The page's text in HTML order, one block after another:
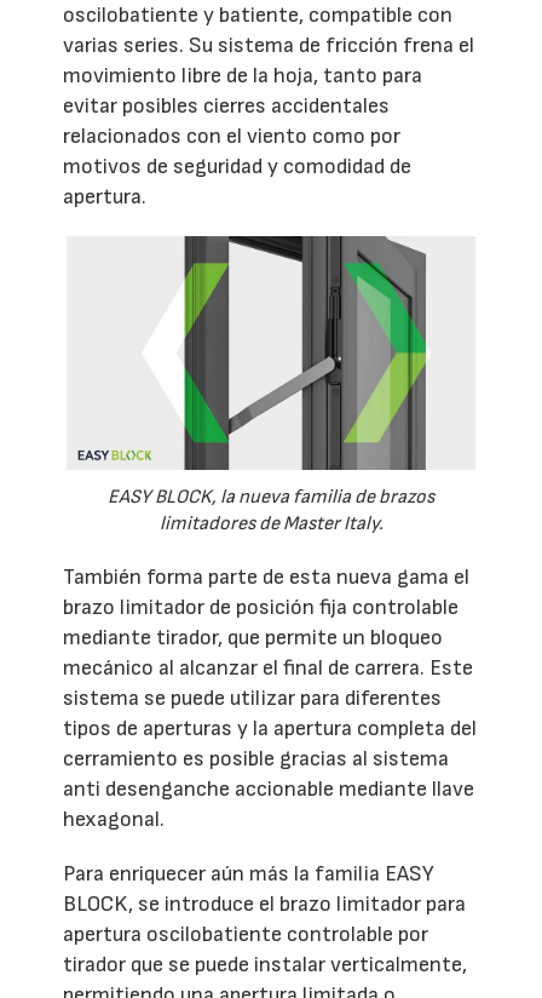
oscilobatiente y batiente, compatible con
varias series. Su sistema de fricción frena el
movimiento libre de la hoja, tanto para
evitar posibles cierres accidentales
relacionados con el viento como por
motivos de seguridad y comodidad de
apertura.
EASY BLOCK, la nueva familia de brazos
limitadores de Master Italy.
También forma parte de esta nueva gama el
brazo limitador de posición fija controlable
mediante tirador, que permite un bloqueo
mecánico al alcanzar el final de carrera. Este
sistema se puede utilizar para diferentes
tipos de aperturas y la apertura completa del
cerramiento es posible gracias al sistema
anti desenganche accionable mediante llave
hexagonal.
Para enriquecer aún más la familia EASY
BLOCK, se introduce el brazo limitador para
apertura oscilobatiente controlable por
tirador que se puede instalar verticalmente,